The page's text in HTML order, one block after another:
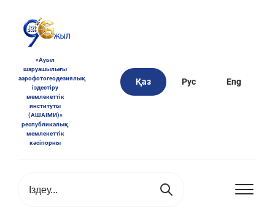
«Ауыл
шаруашылығы
аэрофотогеодезиялық
іздестіру
мемлекеттік
институты
(АШАІМИ)»
республикалық
мемлекеттік
кәсіпорны
Қаз Рус Eng